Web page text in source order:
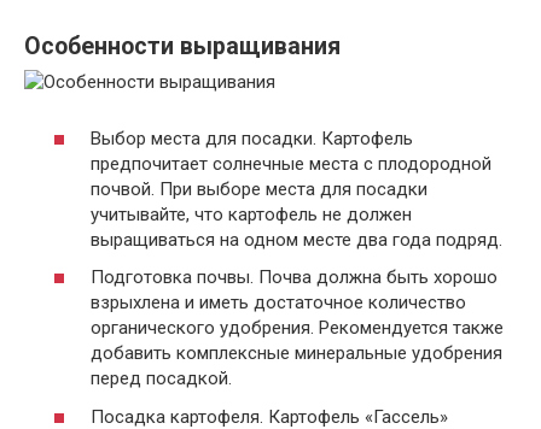
Особенности выращивания
Выбор места для посадки. Картофель
предпочитает солнечные места с плодородной
почвой. При выборе места для посадки
учитывайте, что картофель не должен
выращиваться на одном месте два года подряд.
Подготовка почвы. Почва должна быть хорошо
взрыхлена и иметь достаточное количество
органического удобрения. Рекомендуется также
добавить комплексные минеральные удобрения
перед посадкой.
Посадка картофеля. Картофель «Гассель»